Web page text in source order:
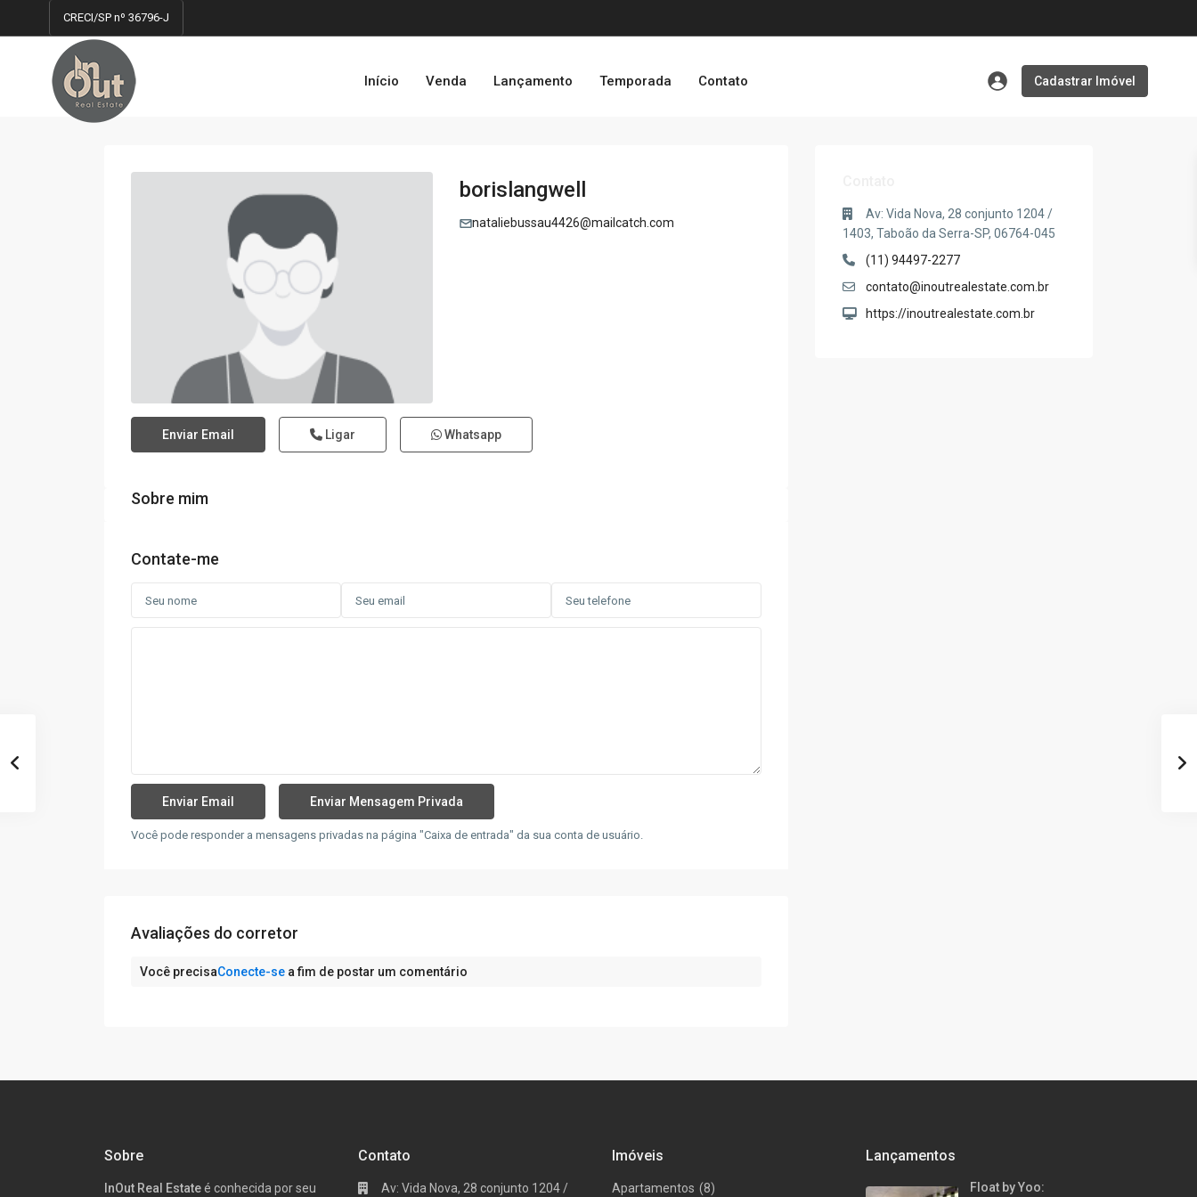
CRECI/SP nº 36796-J
Início Venda Lançamento Temporada Contato Cadastrar Imóvel
borislangwell
nataliebussau4426@mailcatch.com
Enviar Email Ligar Whatsapp
Sobre mim
Contate-me
Você pode responder a mensagens privadas na página "Caixa de entrada" da sua conta de usuário.
Avaliações do corretor
Você precisaConecte-se a fim de postar um comentário
Av: Vida Nova, 28 conjunto 1204 /
1403, Taboão da Serra-SP, 06764-045
(11) 94497-2277
contato@inoutrealestate.com.br
https://inoutrealestate.com.br
Sobre
InOut Real Estateé conhecida por seu
Contato
Av: Vida Nova, 28 conjunto 1204 /
Imóveis
Apartamentos (8)
Lançamentos
Float by Yoo: